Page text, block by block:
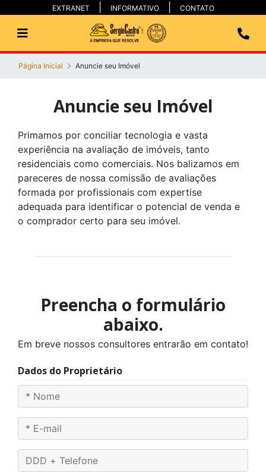
EXTRANET INFORMATIVO CONTATO
Página Inicial Anuncie seu Imóvel
Anuncie seu Imóvel
Primamos por conciliar tecnologia e vasta
experiência na avaliação de imóveis, tanto
residenciais como comerciais. Nos balizamos em
pareceres de nossa comissão de avaliações
formada por profissionais com expertise
adequada para identificar o potencial de venda e
o comprador certo para seu imóvel.
Preencha o formulário
abaixo.
Em breve nossos consultores entrarão em contato!
Dados do Proprietário